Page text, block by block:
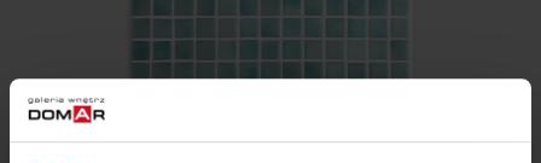
MOZAIKA 2529-B (NIEBLA)